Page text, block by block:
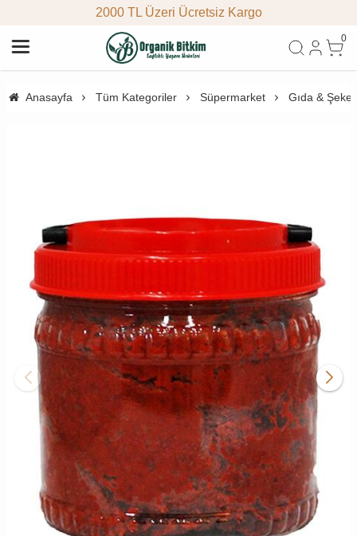
2000 TL Üzeri Ücretsiz Kargo
0
Anasayfa Tüm Kategoriler Süpermarket Gıda &